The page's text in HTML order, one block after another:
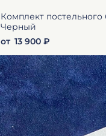
Комплект постельного
Черный
от 13 900 ₽